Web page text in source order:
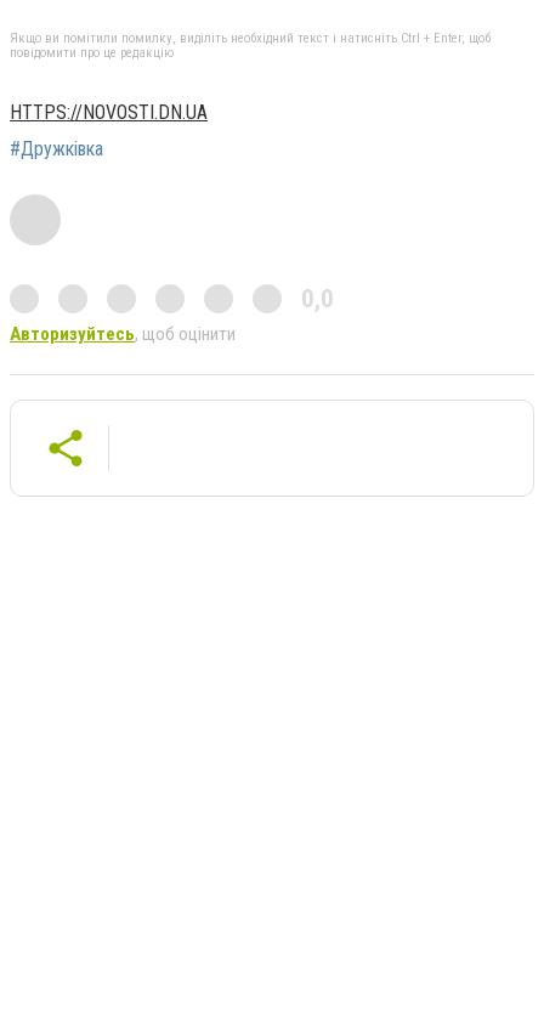
Якщо ви помітили помилку, виділіть необхідний текст і натисніть Ctrl + Enter, щоб
повідомити про це редакцію
HTTPS://NOVOSTI.DN.UA
#Дружківка
0,0
Авторизуйтесь, щоб оцінити